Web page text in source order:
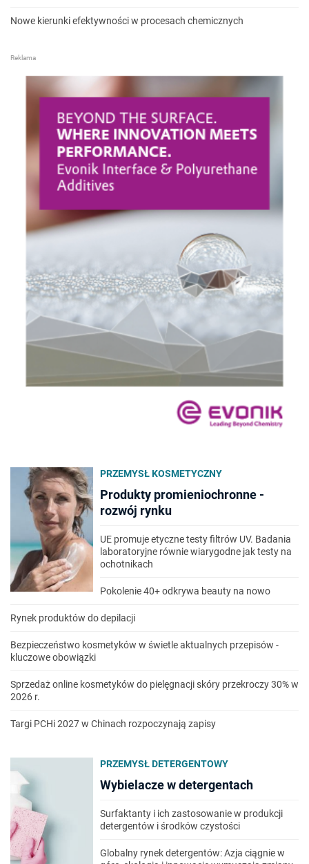
Nowe kierunki efektywności w procesach chemicznych
PRZEMYSŁ KOSMETYCZNY
Produkty promieniochronne -
rozwój rynku
UE promuje etyczne testy filtrów UV. Badania
laboratoryjne równie wiarygodne jak testy na
ochotnikach
Pokolenie 40+ odkrywa beauty na nowo
Rynek produktów do depilacji
Bezpieczeństwo kosmetyków w świetle aktualnych przepisów -
kluczowe obowiązki
Sprzedaż online kosmetyków do pielęgnacji skóry przekroczy 30% w
2026 r.
Targi PCHi 2027 w Chinach rozpoczynają zapisy
PRZEMYSŁ DETERGENTOWY
Wybielacze w detergentach
Surfaktanty i ich zastosowanie w produkcji
detergentów i środków czystości
Globalny rynek detergentów: Azja ciągnie w